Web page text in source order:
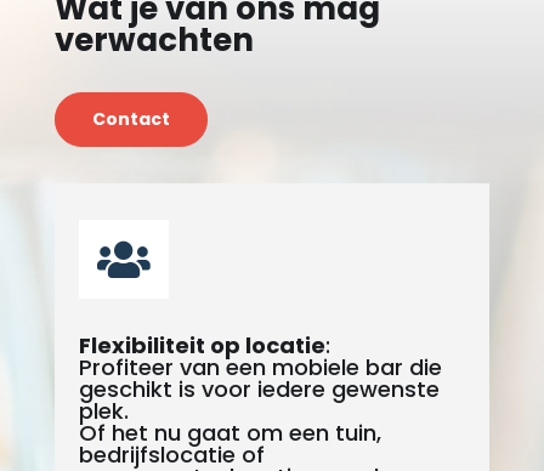
verwachten
Contact

Flexibiliteit op locatie:
Profiteer van een mobiele bar die
geschikt is voor iedere gewenste
plek.
Of het nu gaat om een tuin,
bedrijfslocatie of